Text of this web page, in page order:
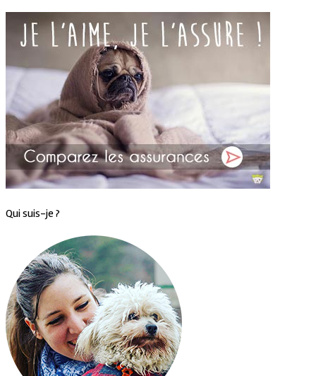
Qui suis-je ?